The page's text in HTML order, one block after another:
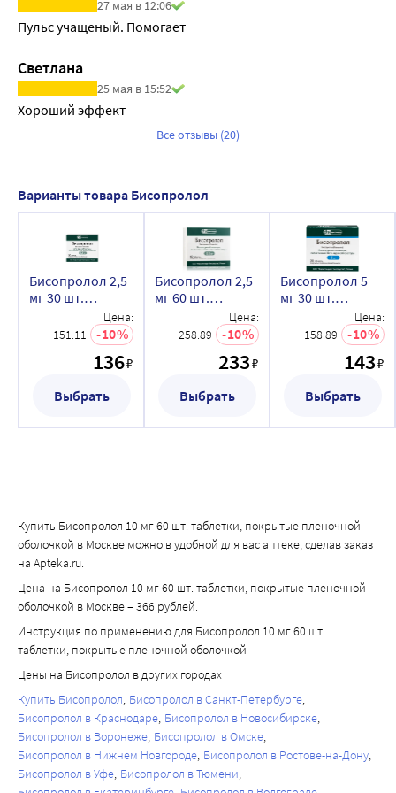
27 мая в 12:06
Пульс учащеный. Помогает
Светлана
25 мая в 15:52
Хороший эффект
Все отзывы (20)
Варианты товара Бисопролол
Бисопролол 2,5
мг 30 шт.
покрытые
пленочной
оболочкой
Цена:
151.11
10
136₽
Выбрать
Бисопролол 2,5
мг 60 шт.
покрытые
пленочной
оболочкой
Цена:
258.89
10
233₽
Выбрать
Бисопролол 5
мг 30 шт.
покрытые
пленочной
оболочкой
Цена:
158.89
10
143₽
Выбрать
Купить Бисопролол 10 мг 60 шт. таблетки, покрытые пленочной
оболочкой в Москве можно в удобной для вас аптеке, сделав заказ
на Apteka.ru.
Цена на Бисопролол 10 мг 60 шт. таблетки, покрытые пленочной
оболочкой в Москве – 366 рублей.
Инструкция по применению для Бисопролол 10 мг 60 шт.
таблетки, покрытые пленочной оболочкой
Цены на Бисопролол в других городах
Купить Бисопролол Бисопролол в Санкт-Петербурге
Бисопролол в Краснодаре Бисопролол в Новосибирске
Бисопролол в Воронеже Бисопролол в Омске
Бисопролол в Нижнем Новгороде Бисопролол в Ростове-на-Дону
Бисопролол в Уфе Бисопролол в Тюмени